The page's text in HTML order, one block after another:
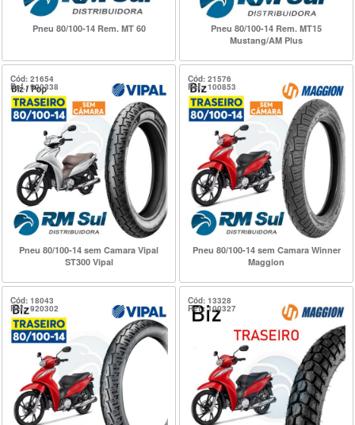
Pneu 80/100-14 Rem. MT 60
Pneu 80/100-14 Rem. MT15
Mustang/AM Plus
Cód: 21654
Ref.: 920338
Pneu 80/100-14 sem Camara Vipal
ST300 Vipal
Cód: 21576
Ref.: 100853
Pneu 80/100-14 sem Camara Winner
Maggion
Cód: 18043
Ref.: 920302
Cód: 13328
Ref.: 100327